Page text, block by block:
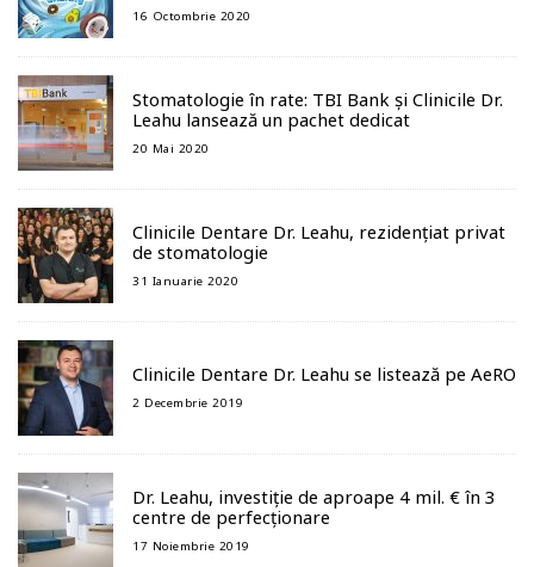
16 Octombrie 2020
Stomatologie în rate: TBI Bank și Clinicile Dr.
Leahu lansează un pachet dedicat
20 Mai 2020
Clinicile Dentare Dr. Leahu, rezidențiat privat
de stomatologie
31 Ianuarie 2020
Clinicile Dentare Dr. Leahu se listează pe AeRO
2 Decembrie 2019
Dr. Leahu, investiție de aproape 4 mil. € în 3
centre de perfecționare
17 Noiembrie 2019